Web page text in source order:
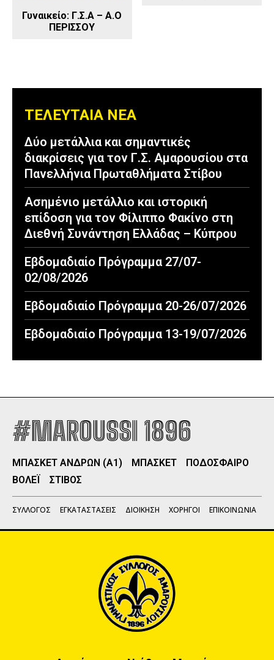
Γυναικείο: Γ.Σ.Α – Α.Ο
ΠΕΡΙΣΣΟΥ
ΤΕΛΕΥΤΑΙΑ ΝΕΑ
Δύο μετάλλια και σημαντικές
διακρίσεις για τον Γ.Σ. Αμαρουσίου στα
Πανελλήνια Πρωταθλήματα Στίβου
Ασημένιο μετάλλιο και ιστορική
επίδοση για τον Φίλιππο Φακίνο στη
Διεθνή Συνάντηση Ελλάδας – Κύπρου
Εβδομαδιαίο Πρόγραμμα 27/07-
02/08/2026
Εβδομαδιαίο Πρόγραμμα 20-26/07/2026
Εβδομαδιαίο Πρόγραμμα 13-19/07/2026
#MAROUSSI 1896
ΜΠΑΣΚΕΤ ΑΝΔΡΩΝ (Α1) ΜΠΑΣΚΕΤ
ΠΟΔΟΣΦΑΙΡΟ
ΒΟΛΕΪ
ΣΤΙΒΟΣ
ΣΥΛΛΟΓΟΣ ΕΓΚΑΤΑΣΤΑΣΕΙΣ ΔΙΟΙΚΗΣΗ ΧΟΡΗΓΟΙ ΕΠΙΚΟΙΝΩΝΙΑ